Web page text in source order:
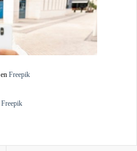
en Freepik
Freepik